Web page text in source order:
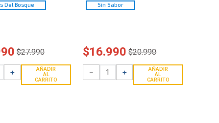
Del Bosque
$27.990
＋
AÑADIR
AL
CARRITO
Sin Sabor
$16.990 $20.990
＋
－
AÑADIR
AL
CARRITO